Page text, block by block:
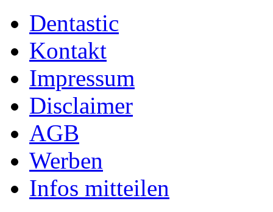
Dentastic
Kontakt
Impressum
Disclaimer
AGB
Werben
Infos mitteilen